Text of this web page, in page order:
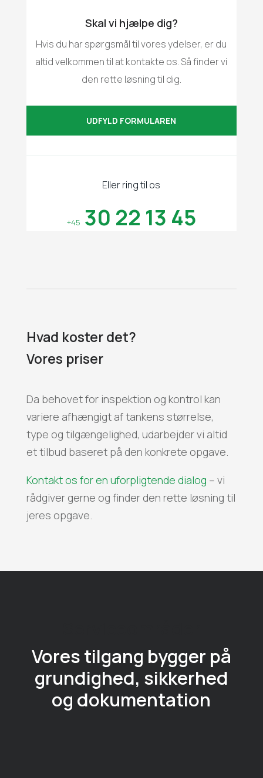
Skal vi hjælpe dig?
Hvis du har spørgsmål til vores ydelser, er du
altid velkommen til at kontakte os. Så finder vi
den rette løsning til dig.
UDFYLD FORMULAREN
Eller ring til os
+45 30 22 13 45
Hvad koster det?
Vores priser
Da behovet for inspektion og kontrol kan
variere afhængigt af tankens størrelse,
type og tilgængelighed, udarbejder vi altid
et tilbud baseret på den konkrete opgave.
Kontakt os for en uforpligtende dialog – vi
rådgiver gerne og finder den rette løsning til
jeres opgave.
Vores tilgang bygger på
grundighed, sikkerhed
og dokumentation